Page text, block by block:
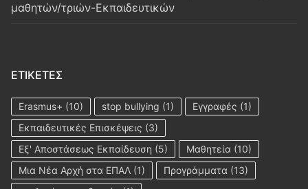
μαθητών/τριών-Εκπαιδευτικών
ΕΤΙΚΈΤΕΣ
Erasmus+ (10) stop bullying (1) Εγγραφές (1)
Εκπαιδευτικές Επισκέψεις (3)
Εξ' Αποστάσεως Εκπαίδευση (5) Μαθητεία (10)
Μια Νέα Αρχή στα ΕΠΑΛ (1) Προγράμματα (13)